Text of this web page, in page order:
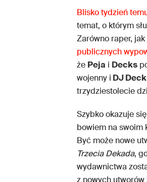
Blisko tydzień
temat, o którym
Zarówno raper,
publicznych
że Peja i Decks
wojenny i DJ
trzydziestolecie
Szybko okazuje
bowiem na swoim
Być może nowe
Trzecia Dekada,
wydawnictwa
z nowych utworów